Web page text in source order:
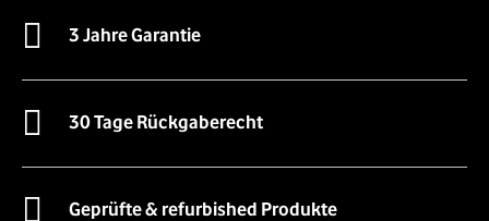
3 Jahre Garantie
30 Tage Rückgaberecht
Geprüfte & refurbished Produkte